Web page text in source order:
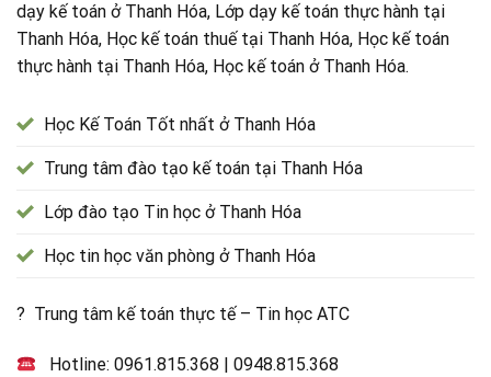
dạy kế toán ở Thanh Hóa, Lớp dạy kế toán thực hành tại
Thanh Hóa, Học kế toán thuế tại Thanh Hóa, Học kế toán
thực hành tại Thanh Hóa, Học kế toán ở Thanh Hóa.
Học Kế Toán Tốt nhất ở Thanh Hóa
Trung tâm đào tạo kế toán tại Thanh Hóa
Lớp đào tạo Tin học ở Thanh Hóa
Học tin học văn phòng ở Thanh Hóa
? Trung tâm kế toán thực tế – Tin học ATC
Hotline:0961.815.368 |0948.815.368